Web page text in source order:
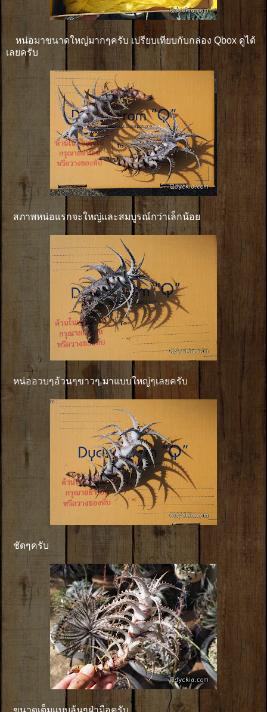
หน่อมาขนาดใหญ่มากๆครับ เปรียบเทียบกับกล่อง Qbox ดูได้
เลยครับ
สภาพหน่อแรกจะใหญ่และสมบูรณ์กว่าเล็กน้อย
หน่ออวบๆอ้วนๆขาวๆ มาแบบใหญ่ๆเลยครับ
ชัดๆครับ
ขนาดเต็มแบบล้นๆฝ่ามือครับ